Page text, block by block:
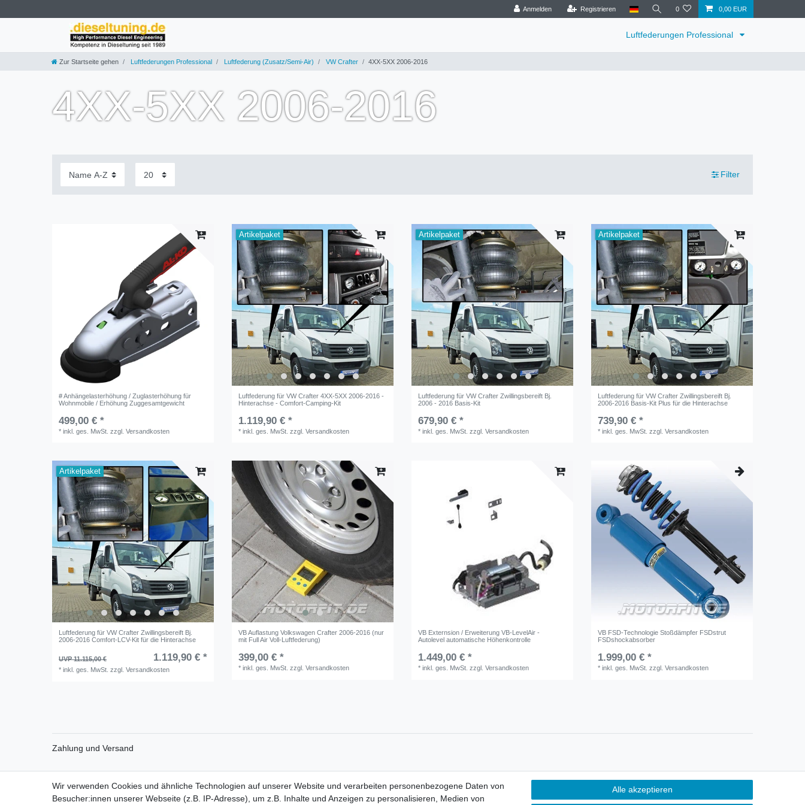
Anmelden Registrieren 0 0,00 EUR
Luftfederungen Professional
Zur Startseite gehen Luftfederungen Professional Luftfederung (Zusatz/Semi-Air) VW Crafter 4XX-5XX 2006-2016
4XX-5XX 2006-2016
Filter
# Anhängelasterhöhung / Zuglasterhöhung für
Wohnmobile / Erhöhung Zuggesamtgewicht
499,00 € *
*inkl. ges. MwSt. zzgl.Versandkosten
Artikelpaket
Luftfederung für VW Crafter 4XX-5XX 2006-2016 -
Hinterachse - Comfort-Camping-Kit
1.119,90 € *
*inkl. ges. MwSt. zzgl.Versandkosten
Artikelpaket
Luftfederung für VW Crafter Zwillingsbereift Bj.
2006 - 2016 Basis-Kit
679,90 € *
*inkl. ges. MwSt. zzgl.Versandkosten
Artikelpaket
Luftfederung für VW Crafter Zwillingsbereift Bj.
2006-2016 Basis-Kit Plus für die Hinterachse
739,90 € *
*inkl. ges. MwSt. zzgl.Versandkosten
Artikelpaket
Luftfederung für VW Crafter Zwillingsbereift Bj.
2006-2016 Comfort-LCV-Kit für die Hinterachse
UVP 11.115,00 € 1.119,90 € *
*inkl. ges. MwSt. zzgl.Versandkosten
VB Auflastung Volkswagen Crafter 2006-2016 (nur
mit Full Air Voll-Luftfederung)
399,00 € *
*inkl. ges. MwSt. zzgl.Versandkosten
VB Externsion / Erweiterung VB-LevelAir -
Autolevel automatische Höhenkontrolle
1.449,00 € *
*inkl. ges. MwSt. zzgl.Versandkosten
VB FSD-Technologie Stoßdämpfer FSDstrut
FSDshockabsorber
1.999,00 € *
*inkl. ges. MwSt. zzgl.Versandkosten
Zahlung und Versand
Impressum Daten­schutz­erklärung AGB Barrierefreiheitserklärung Widerrufs­recht Kontakt
Wir verwenden Cookies und ähnliche Technologien auf unserer Website und verarbeiten personenbezogene Daten von
Besucher:innen unserer Webseite (z.B. IP-Adresse), um z.B. Inhalte und Anzeigen zu personalisieren, Medien von
Alle akzeptieren